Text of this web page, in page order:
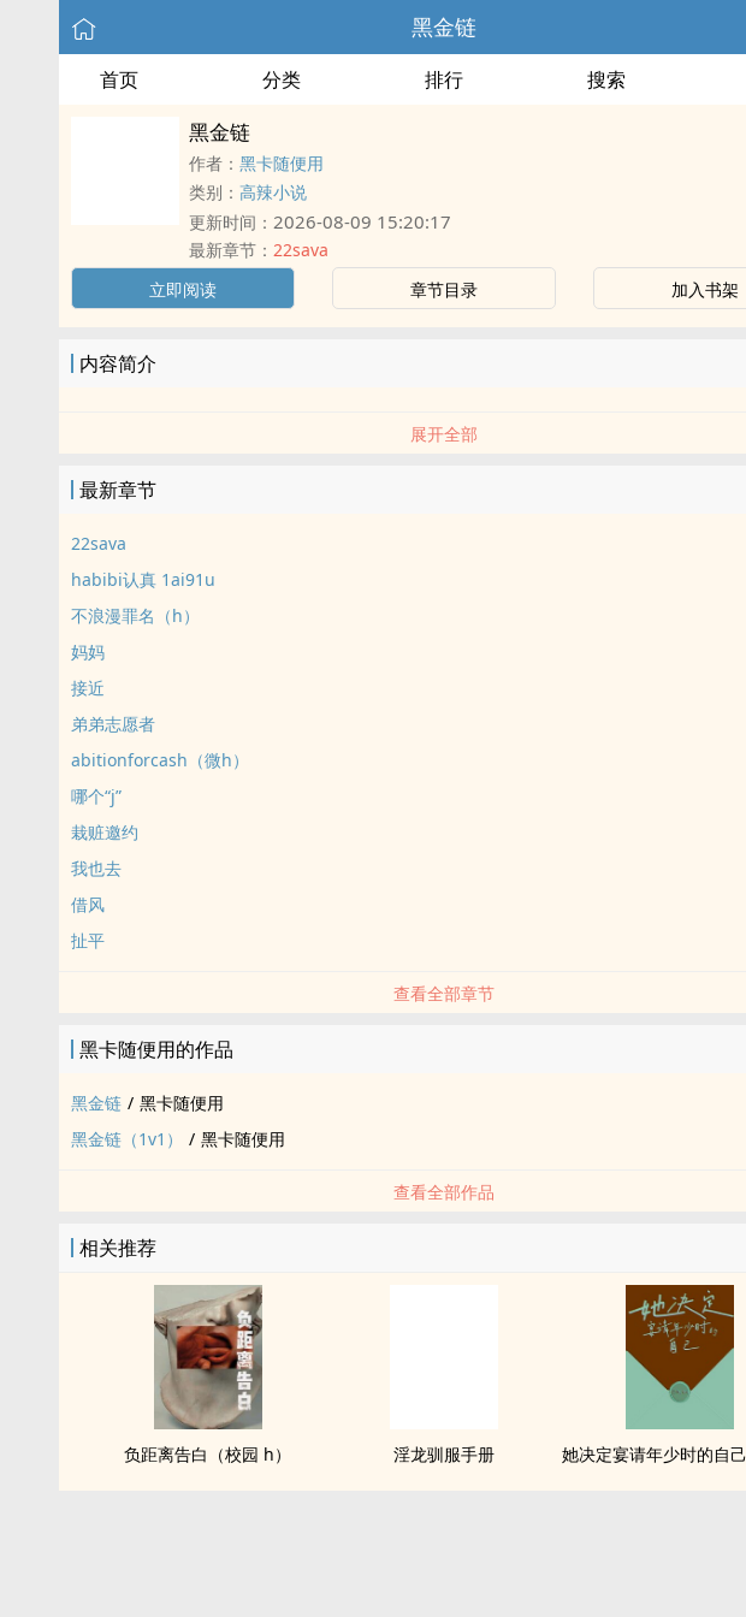
黑金链
首页 分类 排行 搜索
黑金链
作者： 黑卡随便用
类别： 高辣小说
更新时间： 2026-08-09 15:20:17
最新章节： 22sava
立即阅读
章节目录 加入书架
内容简介
展开全部
最新章节
22sava
habibi认真 1ai91u
不浪漫罪名（h）
妈妈
接近
弟弟志愿者
abitionforcash（微h）
哪个“j”
栽赃邀约
我也去
借风
扯平
查看全部章节
黑卡随便用的作品
黑金链 / 黑卡随便用
黑金链（1v1）
/ 黑卡随便用
查看全部作品
相关推荐
负距离告白（校园 h） 淫龙驯服手册